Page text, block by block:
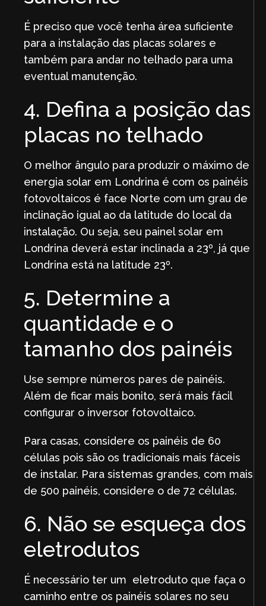
É preciso que você tenha área suficiente
para a instalação das placas solares e
também para andar no telhado para uma
eventual manutenção.
4. Defina a posição das
placas no telhado
O melhor ângulo para produzir o máximo de
energia solar em Londrina é com os painéis
fotovoltaicos é face Norte com um grau de
inclinação igual ao da latitude do local da
instalação. Ou seja, seu painel solar em
Londrina deverá estar inclinada a 23º, já que
Londrina está na latitude 23º.
5. Determine a
quantidade e o
tamanho dos painéis
Use sempre números pares de painéis.
Além de ficar mais bonito, será mais fácil
configurar o inversor fotovoltaico.
Para casas, considere os painéis de 60
células pois são os tradicionais mais fáceis
de instalar. Para sistemas grandes, com mais
de 500 painéis, considere o de 72 células.
6. Não se esqueça dos
eletrodutos
É necessário ter um eletroduto que faça o
caminho entre os painéis solares no seu